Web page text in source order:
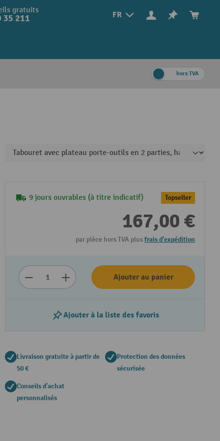
FR
gratuits
35 211
hors TVA
9 jours ouvrables (à titre indicatif) Topseller
167,00 €
par pièce hors TVA plusfrais d'expédition
Ajouter au panier
Ajouter à la liste des favoris
Livraison gratuite à partir de
50 €
Protection des données
sécurisée
Conseils d'achat
personnalisés